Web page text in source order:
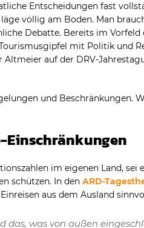
Entscheidungen fast
völlig am Boden. Man
Debatte. Bereits im
mit Politik und
auf der DRV-
und Beschränkungen.
Einschränkungen
im eigenen Land, sei
schützen. In den ARD-
aus dem Ausland
das, was von außen